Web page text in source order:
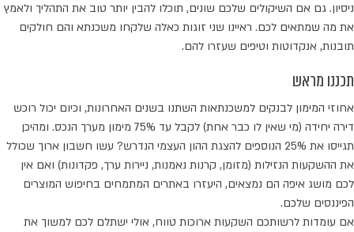
ניסיון. גם אם השיקולים שלכם שונים, תוכלו להבין יותר טוב את התהליך ולאמץ
את מה שמתאים לכם. ראיינו שני זוגות כאלה שלקחו משכנתא והם חולקים
תובנות, אנקדוטות וטיפים שעזרו להם.
תכננו מראש
אחוזי המימון לבנקים למשכנתאות השתנו בשנים האחרונות, וכיום יכול רוכש
דירה יחידה (מי שאין לו כבר אחת) לקבל עד 75% מימון מערך הנכס. ומהיכן
תגייסו את 25% הנוספים להצגת ההון העצמי הנדרש? עשו חשבון ארוך שכולל
את ההשקעות הנזילות (מזומן, קרנות נאמנות, ניירות ערך, פקדונות) ואם אין
לכם מושג איפה הם נמצאים, היעזרו באתרים המתמחים בחיפוש המוצרים
הפיננסים שלכם.
אם עומדות לרשותכם השקעות ארוכות טווח, אולי ישתלם לכם למשוך את